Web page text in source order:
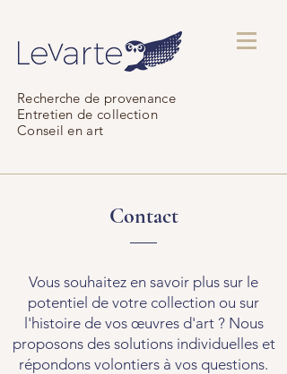
Recherche de provenance
Entretien de collection
Conseil en art
Contact
Vous souhaitez en savoir plus sur le
potentiel de votre collection ou sur
l'histoire de vos œuvres d'art ? Nous
proposons des solutions individuelles et
répondons volontiers à vos questions.